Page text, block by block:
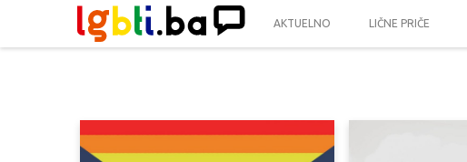
AKTUELNO LIČNE PRIČE